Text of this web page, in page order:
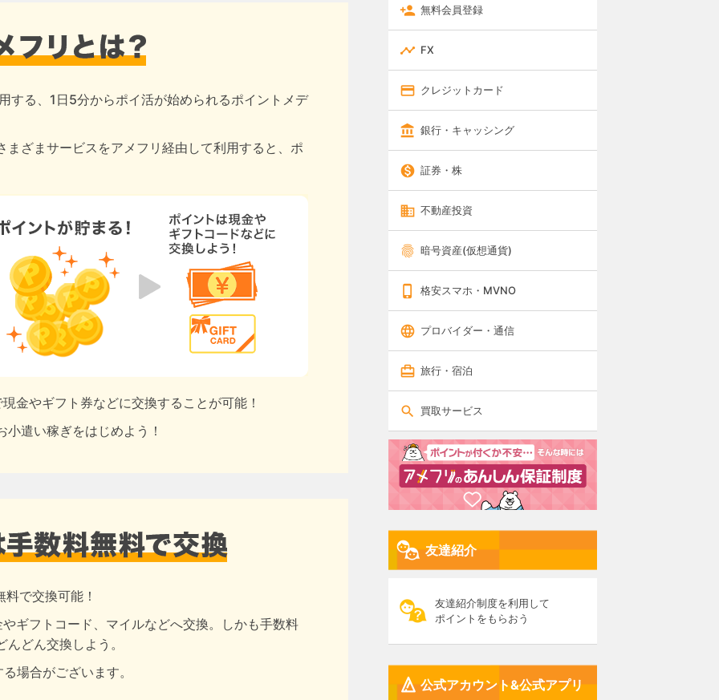
する、1日5分からポイ活が始められるポイントメデ
まざまサービスをアメフリ経由して利用すると、ポ
金やギフト券などに交換することが可能！
遣い稼ぎをはじめよう！
で交換可能！
ギフトコード、マイルなどへ交換。しかも手数料
どん交換しよう。
場合がございます。
無料会員登録
FX
クレジットカード
銀行・キャッシング
証券・株
不動産投資
暗号資産(仮想通貨)
格安スマホ・MVNO
プロバイダー・通信
旅行・宿泊
買取サービス
友達紹介
友達紹介制度を利用して
ポイントをもらおう
公式アカウント&公式アプリ